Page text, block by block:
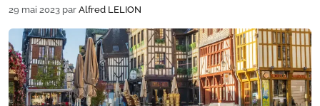
29 mai 2023 par Alfred LELION